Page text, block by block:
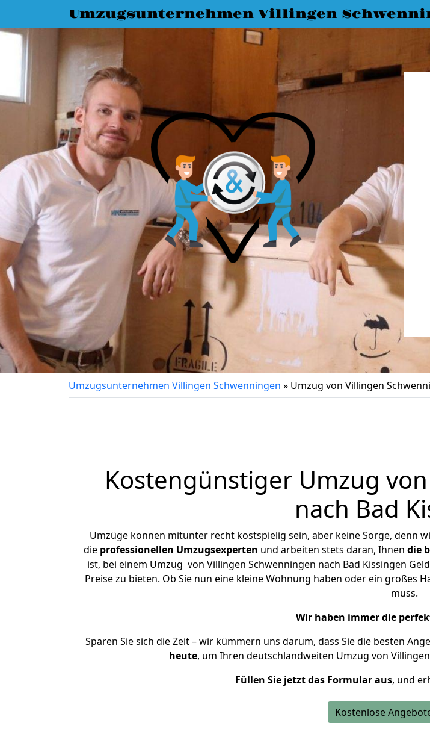
Umzugsunternehmen Villingen
Umzugsunternehmen Villingen Schwenningen » Umzug von Villingen
Kostengünstiger Umzug
nach Bad
Umzüge können mitunter recht kostspielig sein, aber keine Sorge, denn
die professionellen Umzugsexperten und arbeiten stets daran, Ihnen die
ist, bei einem Umzug von Villingen Schwenningen nach Bad Kissingen
Preise zu bieten. Ob Sie nun eine kleine Wohnung haben oder ein großes
muss.
Wir haben immer die
Sparen Sie sich die Zeit – wir kümmern uns darum, dass Sie die besten
heute, um Ihren deutschlandweiten Umzug von
Füllen Sie jetzt das Formular aus, und
Kostenlose